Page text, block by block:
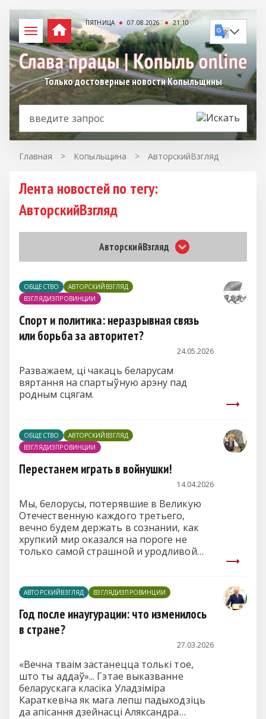
ПЯТНИЦА 07.08.2026 21:10
Только достоверные новости Копыльщины
Главная > Копыльщина > АвторскийВзгляд
Лента новостей по тегу:
АвторскийВзгляд
АвторскийВзгляд
ОБЩЕСТВО
АВТОРСКИЙВЗГЛЯД
ВЗГЛЯДИЗПРОВИНЦИИ
Спорт и политика: неразрывная связь
или борьба за авторитет?
24.05.2026
Разважаем, ці чакаць беларусам
вяртання на спартыўную арэну пад
родным сцягам.
ОБЩЕСТВО
АВТОРСКИЙВЗГЛЯД
ВЗГЛЯДИЗПРОВИНЦИИ
Перестанем играть в войнушки!
14.04.2026
Мы, белорусы, потерявшие в Великую
Отечественную каждого третьего,
вечно будем держать в сознании, как
хрупкий мир оказался на пороге не
только самой страшной и уродливой
Нашим предкам, казалось бы, хватило с
избытком Хирасимы и Нагасаки. Затем
добавились Афганистан с цинковыми
гробами, Чернобыль...
АВТОРСКИЙВЗГЛЯД ВЗГЛЯДИЗПРОВИНЦИИ
Год после инаугурации: что изменилось
в стране?
27.03.2026
«Вечна тваім застанецца толькі тое,
што ты аддаў»... Гэтае выказванне
беларускага класіка Уладзіміра
Караткевіча як мага лепш падыходзіць
да апісання дзейнасці Аляксандра